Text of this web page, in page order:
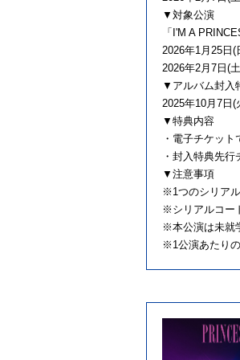
▼対象公演
「I'M A
2026年1月25日
2026年2月7日(
▼アルバム封入
2025年10月7日
▼特典内容
・電子チケッ
・封入特典先
▼注意事項
※1つのシリア
※シリアルコー
※本公演は未就
※1公演あたり